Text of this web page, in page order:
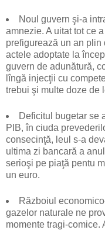
Noul guvern şi-a
amnezie. A uitat tot ce
prefigurează un an
actele adoptate la
guvern de adunătură,
lîngă injecţii cu
trebui şi multe doze de
Deficitul bugetar se
PIB, în ciuda
consecinţă, leul s-a
ultima zi bancară a
serioşi pe piaţă pentu
un euro.
Războiul
gazelor naturale ne
momente tragi-comice.